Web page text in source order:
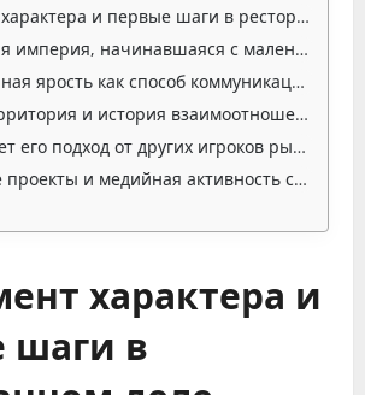
и первые шаги в ресторанном деле
начинавшаяся с маленьких кафе
ярость как способ коммуникации с массами
и история взаимоотношений
его подход от других игроков рынка
и медийная активность сейчас
характера и
шаги в